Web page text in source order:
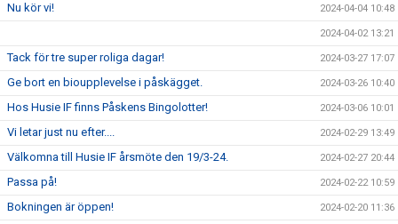
Nu kör vi! 2024-04-04 10:48
2024-04-02 13:21
Tack för tre super roliga dagar! 2024-03-27 17:07
Ge bort en bioupplevelse i påskägget. 2024-03-26 10:40
Hos Husie IF finns Påskens Bingolotter! 2024-03-06 10:01
Vi letar just nu efter.... 2024-02-29 13:49
Välkomna till Husie IF årsmöte den 19/3-24. 2024-02-27 20:44
Passa på! 2024-02-22 10:59
Bokningen är öppen! 2024-02-20 11:36